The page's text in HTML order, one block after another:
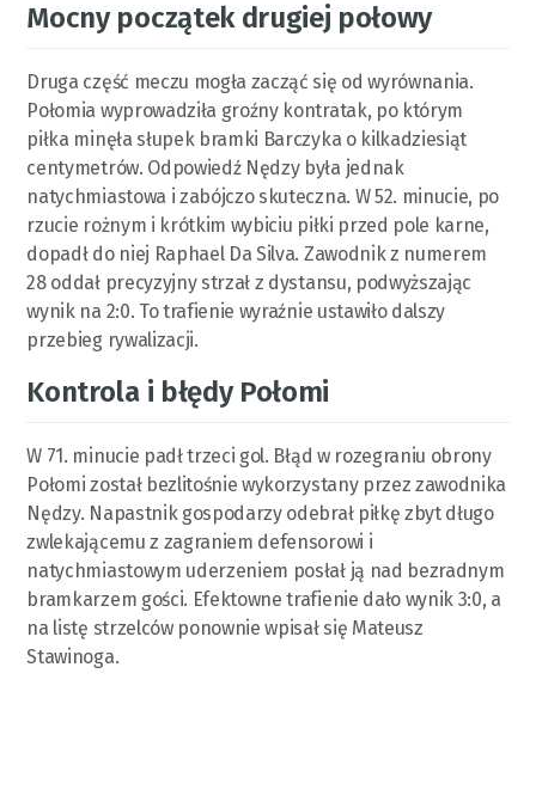
Mocny początek drugiej połowy
Druga część meczu mogła zacząć się od wyrównania.
Połomia wyprowadziła groźny kontratak, po którym
piłka minęła słupek bramki Barczyka o kilkadziesiąt
centymetrów. Odpowiedź Nędzy była jednak
natychmiastowa i zabójczo skuteczna. W 52. minucie, po
rzucie rożnym i krótkim wybiciu piłki przed pole karne,
dopadł do niej Raphael Da Silva. Zawodnik z numerem
28 oddał precyzyjny strzał z dystansu, podwyższając
wynik na 2:0. To trafienie wyraźnie ustawiło dalszy
przebieg rywalizacji.
Kontrola i błędy Połomi
W 71. minucie padł trzeci gol. Błąd w rozegraniu obrony
Połomi został bezlitośnie wykorzystany przez zawodnika
Nędzy. Napastnik gospodarzy odebrał piłkę zbyt długo
zwlekającemu z zagraniem defensorowi i
natychmiastowym uderzeniem posłał ją nad bezradnym
bramkarzem gości. Efektowne trafienie dało wynik 3:0, a
na listę strzelców ponownie wpisał się Mateusz
Stawinoga.